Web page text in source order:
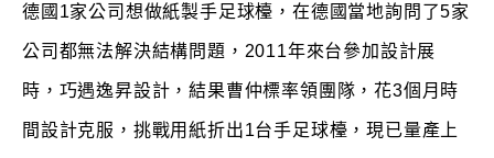
德國1家公司想做紙製手足球檯，在德國當地詢問了5家
公司都無法解決結構問題，2011年來台參加設計展
時，巧遇逸昇設計，結果曹仲標率領團隊，花3個月時
間設計克服，挑戰用紙折出1台手足球檯，現已量產上